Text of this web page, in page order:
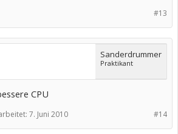
#13
Sanderdrummer
Praktikant
CPU
#14
7. Juni 2010